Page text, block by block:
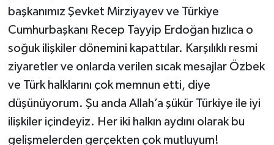
başkanımız Şevket Mirziyayev ve Türkiye
Cumhurbaşkanı Recep Tayyip Erdoğan hızlıca o
soğuk ilişkiler dönemini kapattılar. Karşılıklı resmi
ziyaretler ve onlarda verilen sıcak mesajlar Özbek
ve Türk halklarını çok memnun etti, diye
düşünüyorum. Şu anda Allah’a şükür Türkiye ile iyi
ilişkiler içindeyiz. Her iki halkın aydını olarak bu
gelişmelerden gerçekten çok mutluyum!